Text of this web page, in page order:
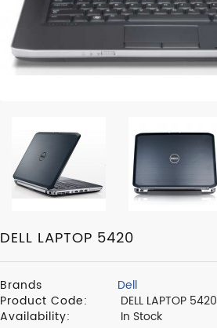
DELL LAPTOP 5420
Brands
Dell
Product Code:
DELL LAPTOP 5420
Availability:
In Stock